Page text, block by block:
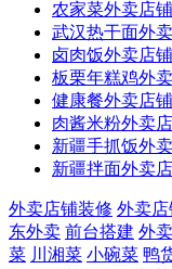
农家菜外卖店
武汉热干面外
卤肉饭外卖店
板栗年糕鸡外
健康餐外卖店
肉酱米粉外卖
新疆手抓饭外
新疆拌面外卖
外卖店铺装修 外卖
东外卖 前台搭建 外
菜 川湘菜 小碗菜 鸭